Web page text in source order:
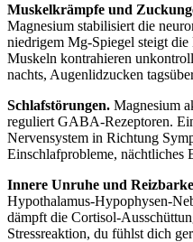
Muskelkrämpfe und
Magnesium stabilisiert die
niedrigem Mg-Spiegel steigt
Muskeln kontrahieren
nachts, Augenlidzucken
Schlafstörungen. Magnesium
reguliert GABA-Rezeptoren.
Nervensystem in Richtung
Einschlafprobleme, nächtliches
Innere Unruhe und
Hypothalamus-Hypophysen-
dämpft die Cortisol-
Stressreaktion, du fühlst dich